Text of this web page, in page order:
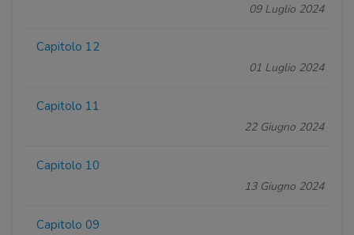
09 Luglio 2024
Capitolo 12
01 Luglio 2024
Capitolo 11
22 Giugno 2024
Capitolo 10
13 Giugno 2024
Capitolo 09